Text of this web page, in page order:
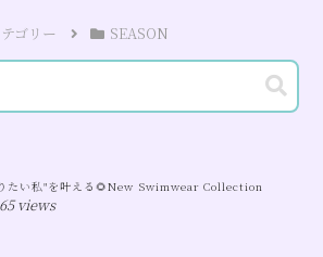
ゴリー SEASON
たい私"を叶える🌻New Swimwear Collection
views